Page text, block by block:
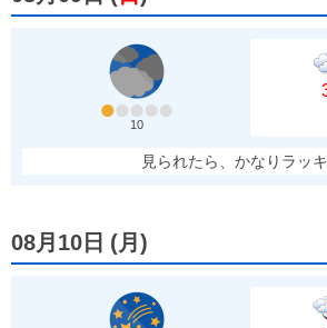
10
見られたら、かなりラッ
08月10日 (月 )